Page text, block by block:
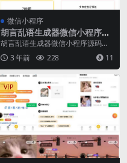
微信小程序
胡言乱语生成器微信小程序源
码 在线取名等支持流量主收益
胡言乱语生成器微信小程序源码在
线取名等支持流量主收益 这是一款
纯前端的一款生成器...
3 年前 228 11
VIP